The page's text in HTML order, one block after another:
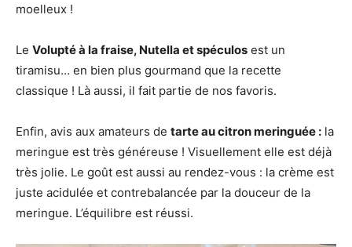
moelleux !
Le Volupté à la fraise, Nutella et spéculos est un
tiramisu… en bien plus gourmand que la recette
classique ! Là aussi, il fait partie de nos favoris.
Enfin, avis aux amateurs de tarte au citron meringuée : la
meringue est très généreuse ! Visuellement elle est déjà
très jolie. Le goût est aussi au rendez-vous : la crème est
juste acidulée et contrebalancée par la douceur de la
meringue. L’équilibre est réussi.